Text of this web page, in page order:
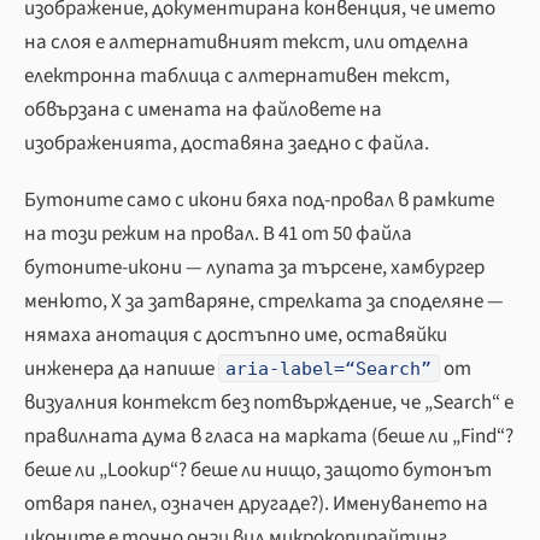
изображение, документирана конвенция, че името
на слояеалтернативният текст, или отделна
електронна таблица с алтернативен текст,
обвързана с имената на файловете на
изображенията, доставяна заедно с файла.
Бутоните само с икони бяха под-провал в рамките
на този режим на провал. В 41 от 50 файла
бутоните-икони — лупата за търсене, хамбургер
менюто, X за затваряне, стрелката за споделяне —
нямаха анотация с достъпно име, оставяйки
инженера да напише aria-label=“Search”
от
визуалния контекст без потвърждение, че „Search“ е
правилната дума в гласа на марката (беше ли „Find“?
беше ли „Lookup“? беше ли нищо, защото бутонът
отваря панел, означен другаде?). Именуването на